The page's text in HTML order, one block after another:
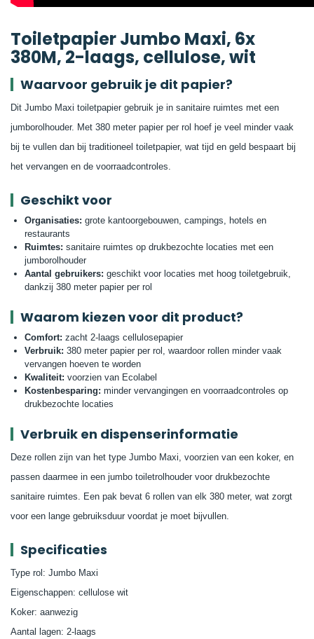
Toiletpapier Jumbo Maxi, 6x
380M, 2-laags, cellulose, wit
Waarvoor gebruik je dit papier?
Dit Jumbo Maxi toiletpapier gebruik je in sanitaire ruimtes met een
jumborolhouder. Met 380 meter papier per rol hoef je veel minder vaak
bij te vullen dan bij traditioneel toiletpapier, wat tijd en geld bespaart bij
het vervangen en de voorraadcontroles.
Geschikt voor
Organisaties: grote kantoorgebouwen, campings, hotels en
restaurants
Ruimtes: sanitaire ruimtes op drukbezochte locaties met een
jumborolhouder
Aantal gebruikers: geschikt voor locaties met hoog toiletgebruik,
dankzij 380 meter papier per rol
Waarom kiezen voor dit product?
Comfort: zacht 2-laags cellulosepapier
Verbruik: 380 meter papier per rol, waardoor rollen minder vaak
vervangen hoeven te worden
Kwaliteit: voorzien van Ecolabel
Kostenbesparing: minder vervangingen en voorraadcontroles op
drukbezochte locaties
Verbruik en dispenserinformatie
Deze rollen zijn van het type Jumbo Maxi, voorzien van een koker, en
passen daarmee in een jumbo toiletrolhouder voor drukbezochte
sanitaire ruimtes. Een pak bevat 6 rollen van elk 380 meter, wat zorgt
voor een lange gebruiksduur voordat je moet bijvullen.
Specificaties
Type rol: Jumbo Maxi
Eigenschappen: cellulose wit
Koker: aanwezig
Aantal lagen: 2-laags